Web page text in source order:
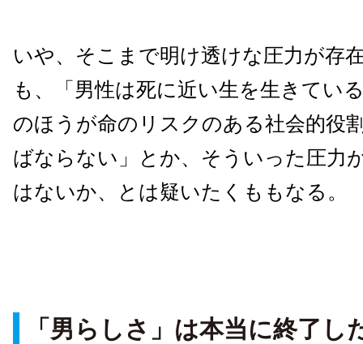
いや、そこまで明け透けな圧力が存
も、「男性は死に近い生を生きてい
のほうが命のリスクのある社会的役
ばならない」とか、そういった圧力
はないか、とは疑いたくももなる。
「男らしさ」は本当に終了し